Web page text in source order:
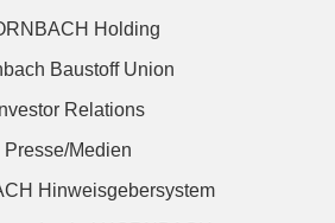
Holding
Baustoff Union
Investor Relations
Presse/Medien
Hinweisgebersystem